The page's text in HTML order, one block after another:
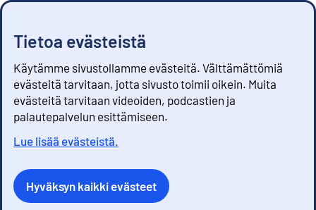
Tietoa evästeistä
Käytämme sivustollamme evästeitä. Välttämättömiä
evästeitä tarvitaan, jotta sivusto toimii oikein. Muita
evästeitä tarvitaan videoiden, podcastien ja
palautepalvelun esittämiseen.
Lue lisää evästeistä.
Hyväksyn kaikki evästeet